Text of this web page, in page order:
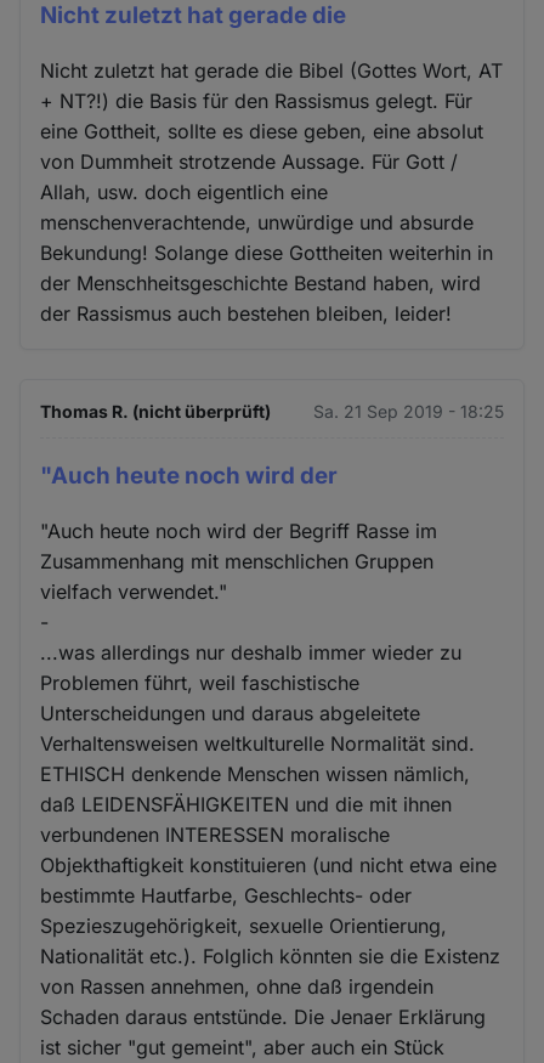
Nicht zuletzt hat gerade die
Nicht zuletzt hat gerade die Bibel (Gottes Wort, AT
+ NT?!) die Basis für den Rassismus gelegt. Für
eine Gottheit, sollte es diese geben, eine absolut
von Dummheit strotzende Aussage. Für Gott /
Allah, usw. doch eigentlich eine
menschenverachtende, unwürdige und absurde
Bekundung! Solange diese Gottheiten weiterhin in
der Menschheitsgeschichte Bestand haben, wird
der Rassismus auch bestehen bleiben, leider!
Thomas R. (nicht überprüft) Sa. 21 Sep 2019 - 18:25
"Auch heute noch wird der
"Auch heute noch wird der Begriff Rasse im
Zusammenhang mit menschlichen Gruppen
vielfach verwendet."
-
...was allerdings nur deshalb immer wieder zu
Problemen führt, weil faschistische
Unterscheidungen und daraus abgeleitete
Verhaltensweisen weltkulturelle Normalität sind.
ETHISCH denkende Menschen wissen nämlich,
daß LEIDENSFÄHIGKEITEN und die mit ihnen
verbundenen INTERESSEN moralische
Objekthaftigkeit konstituieren (und nicht etwa eine
bestimmte Hautfarbe, Geschlechts- oder
Spezieszugehörigkeit, sexuelle Orientierung,
Nationalität etc.). Folglich könnten sie die Existenz
von Rassen annehmen, ohne daß irgendein
Schaden daraus entstünde. Die Jenaer Erklärung
ist sicher "gut gemeint", aber auch ein Stück